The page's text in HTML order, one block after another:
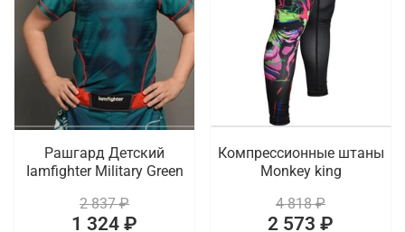
Рашгард Детский
Iamfighter Military Green
2 837 ₽
1 324 ₽
Компрессионные штаны
Monkey king
4 818 ₽
2 573 ₽